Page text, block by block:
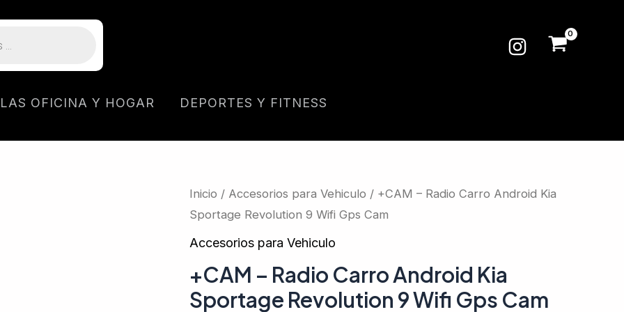
OFICINA Y HOGAR
DEPORTES Y FITNESS
Inicio / Accesorios para Vehiculo / +CAM – Radio Carro Android Kia
Sportage Revolution 9 Wifi Gps Cam
Accesorios para Vehiculo
+CAM – Radio Carro Android Kia
Sportage Revolution 9 Wifi Gps Cam